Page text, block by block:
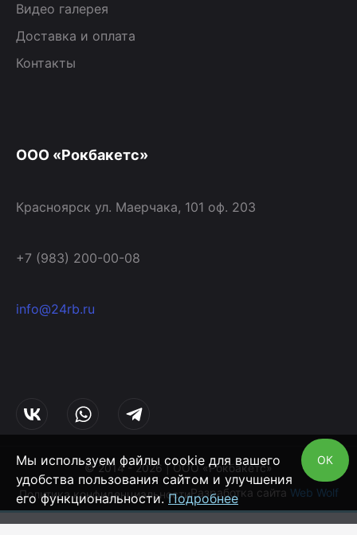
Видео галерея
Доставка и оплата
Контакты
ООО «Рокбакетс»
Красноярск ул. Маерчака, 101 оф. 203
+7 (983) 200-00-08
info@24rb.ru
© 2014 - 2026 | ООО «Рокбакетс»
Политика конфиденциальностиРазработка сайта Web Wolf
ОК
Мы используем файлы cookie для вашего
удобства пользования сайтом и улучшения
его функциональности.Подробнее